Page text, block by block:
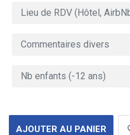
AJOUTER AU PANIER